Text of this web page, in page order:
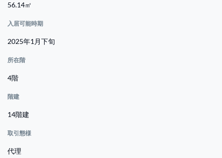
56.14㎡
入居可能時期
2025年1月下旬
所在階
4階
階建
14階建
取引態様
代理